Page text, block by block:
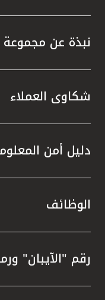
نبذة عن مجموعة
شكاوى العملاء
دليل أمن
الوظائف
رقم "الآيبان"